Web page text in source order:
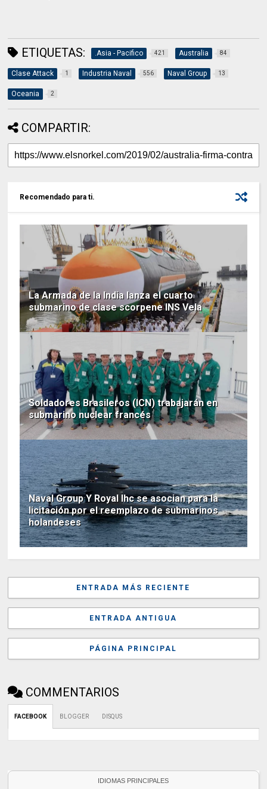
ETIQUETAS: .Asia - Pacifico 421 Australia 84
Clase Attack 1 Industria Naval 556 Naval Group 13
Oceania 2
COMPARTIR:
Recomendado para ti.
La Armada de la India lanza el cuarto
submarino de clase scorpene INS Vela
Soldadores Brasileros (ICN) trabajarán en
submarino nuclear francés
Naval Group Y Royal Ihc se asocian para la
licitación por el reemplazo de submarinos
holandeses
ENTRADA MÁS RECIENTE
ENTRADA ANTIGUA
PÁGINA PRINCIPAL
COMMENTARIOS
FACEBOOK BLOGGER DISQUS
IDIOMAS PRINCIPALES